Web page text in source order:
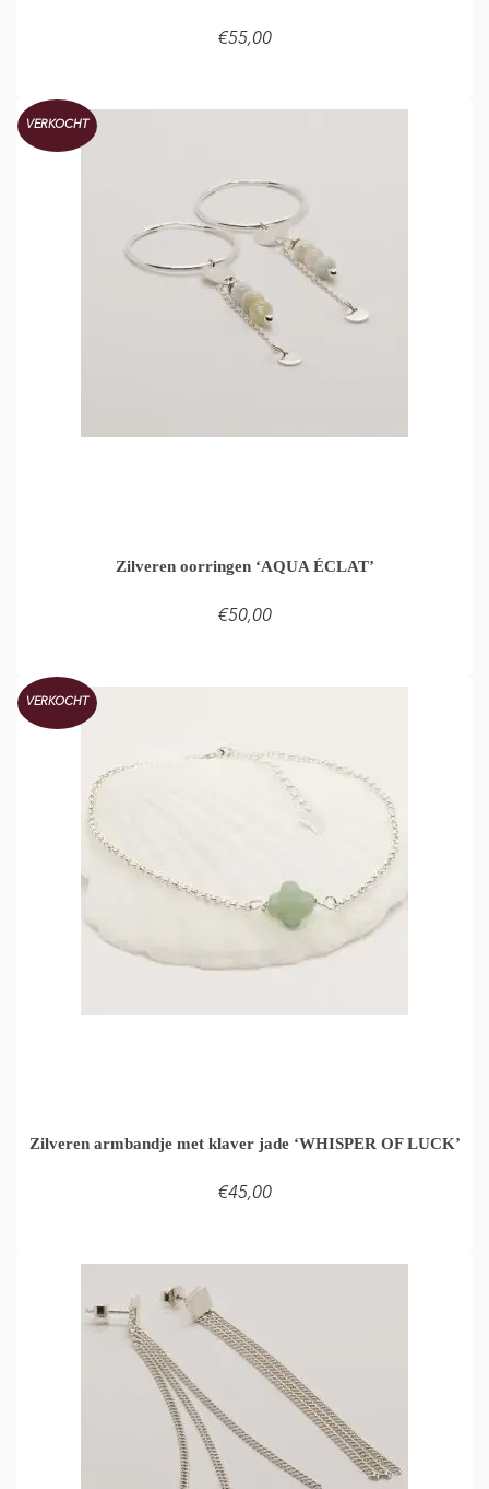
€55,00
VERKOCHT
Zilveren oorringen ‘AQUA ÉCLAT’
€50,00
VERKOCHT
Zilveren armbandje met klaver jade ‘WHISPER OF LUCK’
€45,00